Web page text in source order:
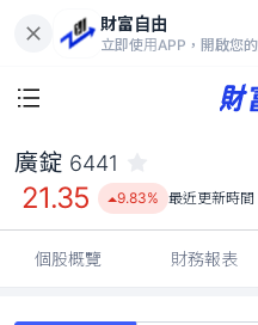
財富自由
立即使用APP，開啟您
21.35
廣錠 6441
21.35 9.83% 最近更新時間
個股概覽 財務報表